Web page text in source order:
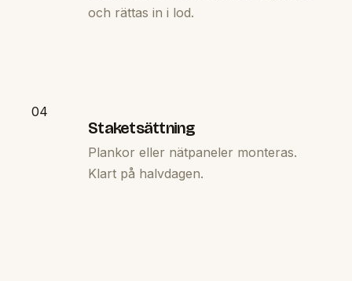
och rättas in i lod.
04
Staketsättning
Plankor eller nätpaneler monteras.
Klart på halvdagen.